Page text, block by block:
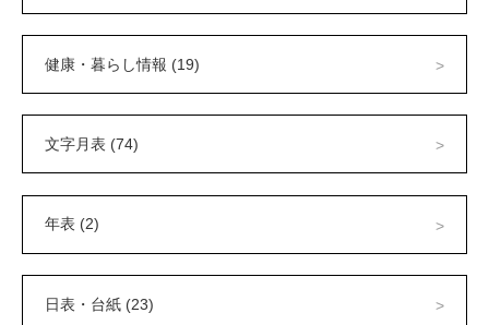
健康・暮らし情報 (19)
文字月表 (74)
年表 (2)
日表・台紙 (23)